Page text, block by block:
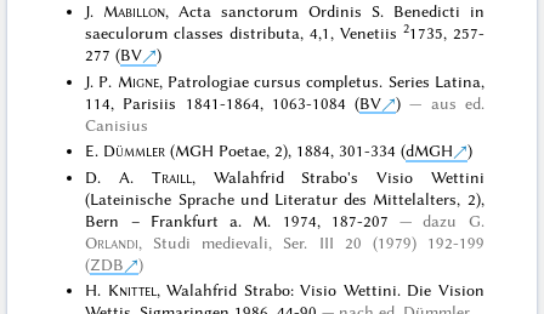
J. Mabillon, Acta sanctorum Ordinis S. Benedicti in
saeculorum classes distributa, 4,1, Venetiis 21735, 257-
277 (BV
)
J. P. Migne, Patrologiae cursus completus. Series Latina,
114, Parisiis 1841-1864, 1063-1084 (BV )
aus ed.
Canisius
E. Dümmler (MGH Poetae, 2), 1884, 301-334 (dMGH
)
D. A. Traill , Walahfrid Strabo's Visio Wettini
(Lateinische Sprache und Literatur des Mittelalters, 2),
Bern – Frankfurt a. M. 1974, 187-207
dazu G.
Orlandi, Studi medievali, Ser. III 20 (1979) 192-199
(ZDB
)
H. Knittel, Walahfrid Strabo: Visio Wettini. Die Vision